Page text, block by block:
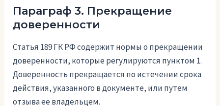
Параграф 3. Прекращение
доверенности
Статья 189 ГК РФ содержит нормы о прекращении
доверенности, которые регулируются пунктом 1.
Доверенность прекращается по истечении срока
действия, указанного в документе, или путем
отзыва ее владельцем.